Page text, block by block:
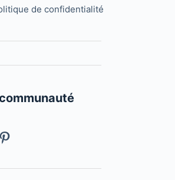
de confidentialité
Pinterest